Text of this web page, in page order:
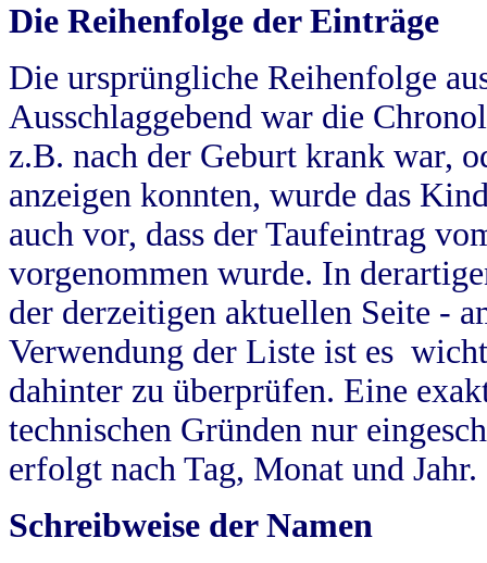
Die Reihenfolge der Einträge
Die ursprüngliche Reihenfolge
Ausschlaggebend war die
z.B. nach der Geburt krank war,
anzeigen konnten, wurde das
auch vor, dass der Taufeintrag
vorgenommen wurde. In
der derzeitigen aktuellen Seite -
Verwendung der Liste ist es
dahinter zu überprüfen. Eine
technischen Gründen nur
erfolgt nach Tag, Monat und Jahr.
Schreibweise der Namen